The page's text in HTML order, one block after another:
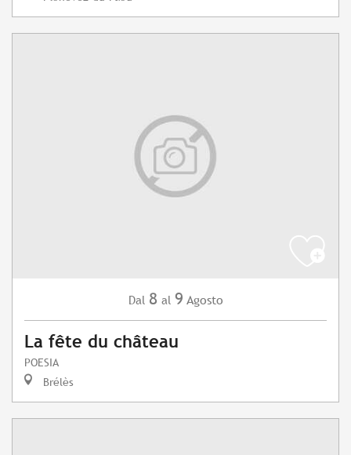
Dal 8 al 9 Agosto
La fête du château
POESIA
Brélès